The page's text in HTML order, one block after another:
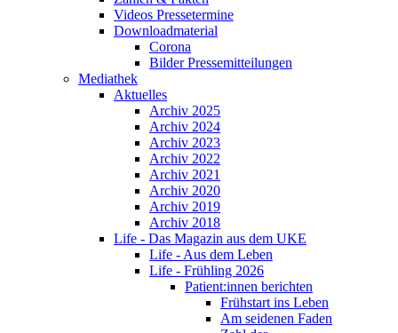
Videos Pressetermine
Downloadmaterial
Corona
Bilder Pressemitteilungen
Mediathek
Aktuelles
Archiv 2025
Archiv 2024
Archiv 2023
Archiv 2022
Archiv 2021
Archiv 2020
Archiv 2019
Archiv 2018
Life - Das Magazin aus dem UKE
Life - Aus dem Leben
Life - Frühling 2026
Patient:innen berichten
Frühstart ins Leben
Am seidenen Faden